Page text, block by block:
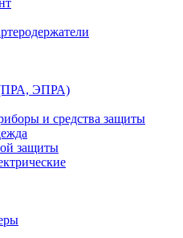
(ПРА, ЭПРА)
и средства защиты
защиты